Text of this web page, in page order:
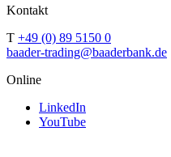
Kontakt
T +49 (0) 89 5150 0
baader-trading@baaderbank.de
Online
LinkedIn
YouTube